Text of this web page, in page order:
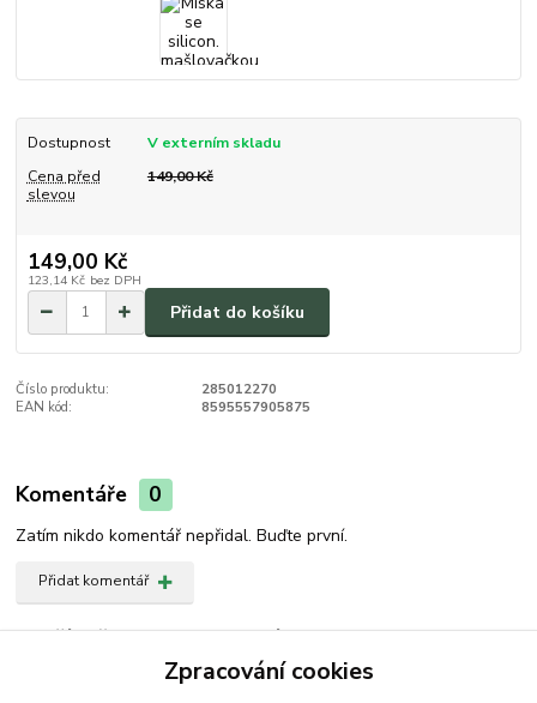
Dostupnost
V externím skladu
Cena před
slevou
149,00 Kč
149,00 Kč
123,14 Kč bez DPH
Přidat do košíku
Číslo produktu:
285012270
EAN kód:
8595557905875
Komentáře 0
Zatím nikdo komentář nepřidal. Buďte první.
Přidat komentář
Zboží zařazeno v kategoriích
Zpracování cookies